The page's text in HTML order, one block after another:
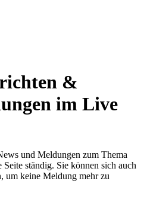
&
im Live
und Meldungen zum Thema
Seite ständig. Sie können sich auch
um keine Meldung mehr zu